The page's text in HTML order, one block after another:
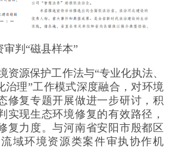
审判“磁县样本”
资源保护工作法与“专业化执法、
治理”工作模式深度融合，对环境
修复专题开展做进一步研讨，积
实现生态环境修复的有效路径，
复力度。与河南省安阳市殷都区
域环境资源类案件审执协作机